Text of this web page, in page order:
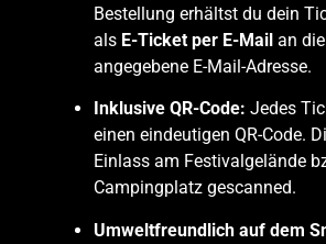
Bestellung erhältst du dein
als E-Ticket per E-Mailan
angegebene E-Mail-Adresse.
Inklusive QR-Code: Jedes
einen eindeutigen QR-Code.
Einlass am Festivalgelände
Campingplatz gescanned.
Umweltfreundlich auf dem